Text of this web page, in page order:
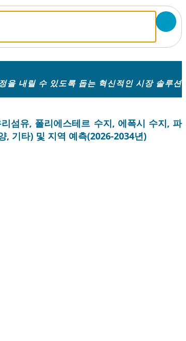
을 내릴 수 있도록 돕는 혁신적인 시장 솔루션
섬유, 폴리에스테르 수지, 에폭시 수지, 파
, 기타) 및 지역 예측(2026-2034년)